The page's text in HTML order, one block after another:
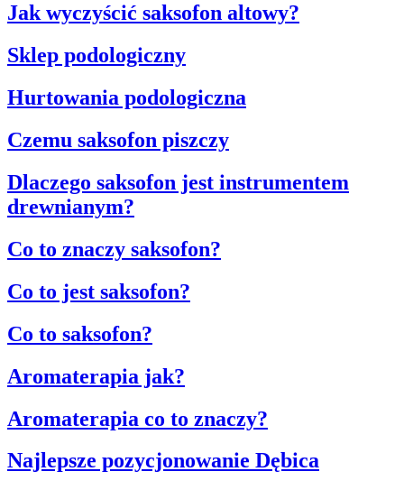
Jak wyczyścić saksofon altowy?
Sklep podologiczny
Hurtowania podologiczna
Czemu saksofon piszczy
Dlaczego saksofon jest instrumentem
drewnianym?
Co to znaczy saksofon?
Co to jest saksofon?
Co to saksofon?
Aromaterapia jak?
Aromaterapia co to znaczy?
Najlepsze pozycjonowanie Dębica